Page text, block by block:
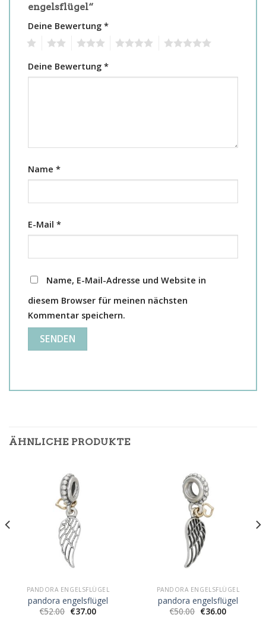
engelsflügel“
Deine Bewertung *
Deine Bewertung *
Name *
E-Mail *
Name, E-Mail-Adresse und Website in
diesem Browser für meinen nächsten
Kommentar speichern.
ÄHNLICHE PRODUKTE
PANDORA ENGELSFLÜGEL
pandora engelsflügel
€52.00 €37.00
PANDORA ENGELSFLÜGEL
pandora engelsflügel
€50.00 €36.00